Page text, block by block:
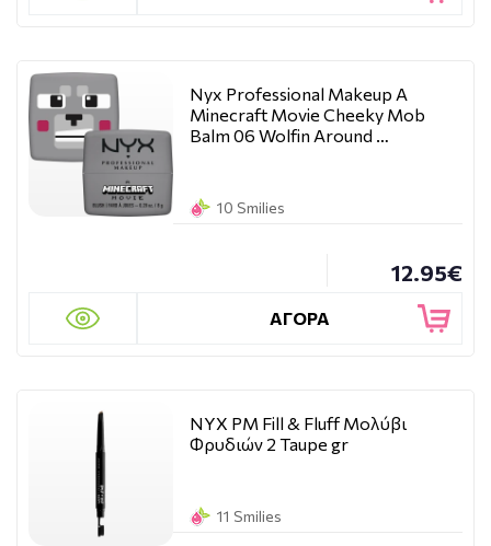
Nyx Professional Makeup A
Minecraft Movie Cheeky Mob
Balm 06 Wolfin Around …
10 Smilies
12.95€
ΑΓΟΡΑ
NYX PM Fill & Fluff Μολύβι
Φρυδιών 2 Taupe gr
11 Smilies